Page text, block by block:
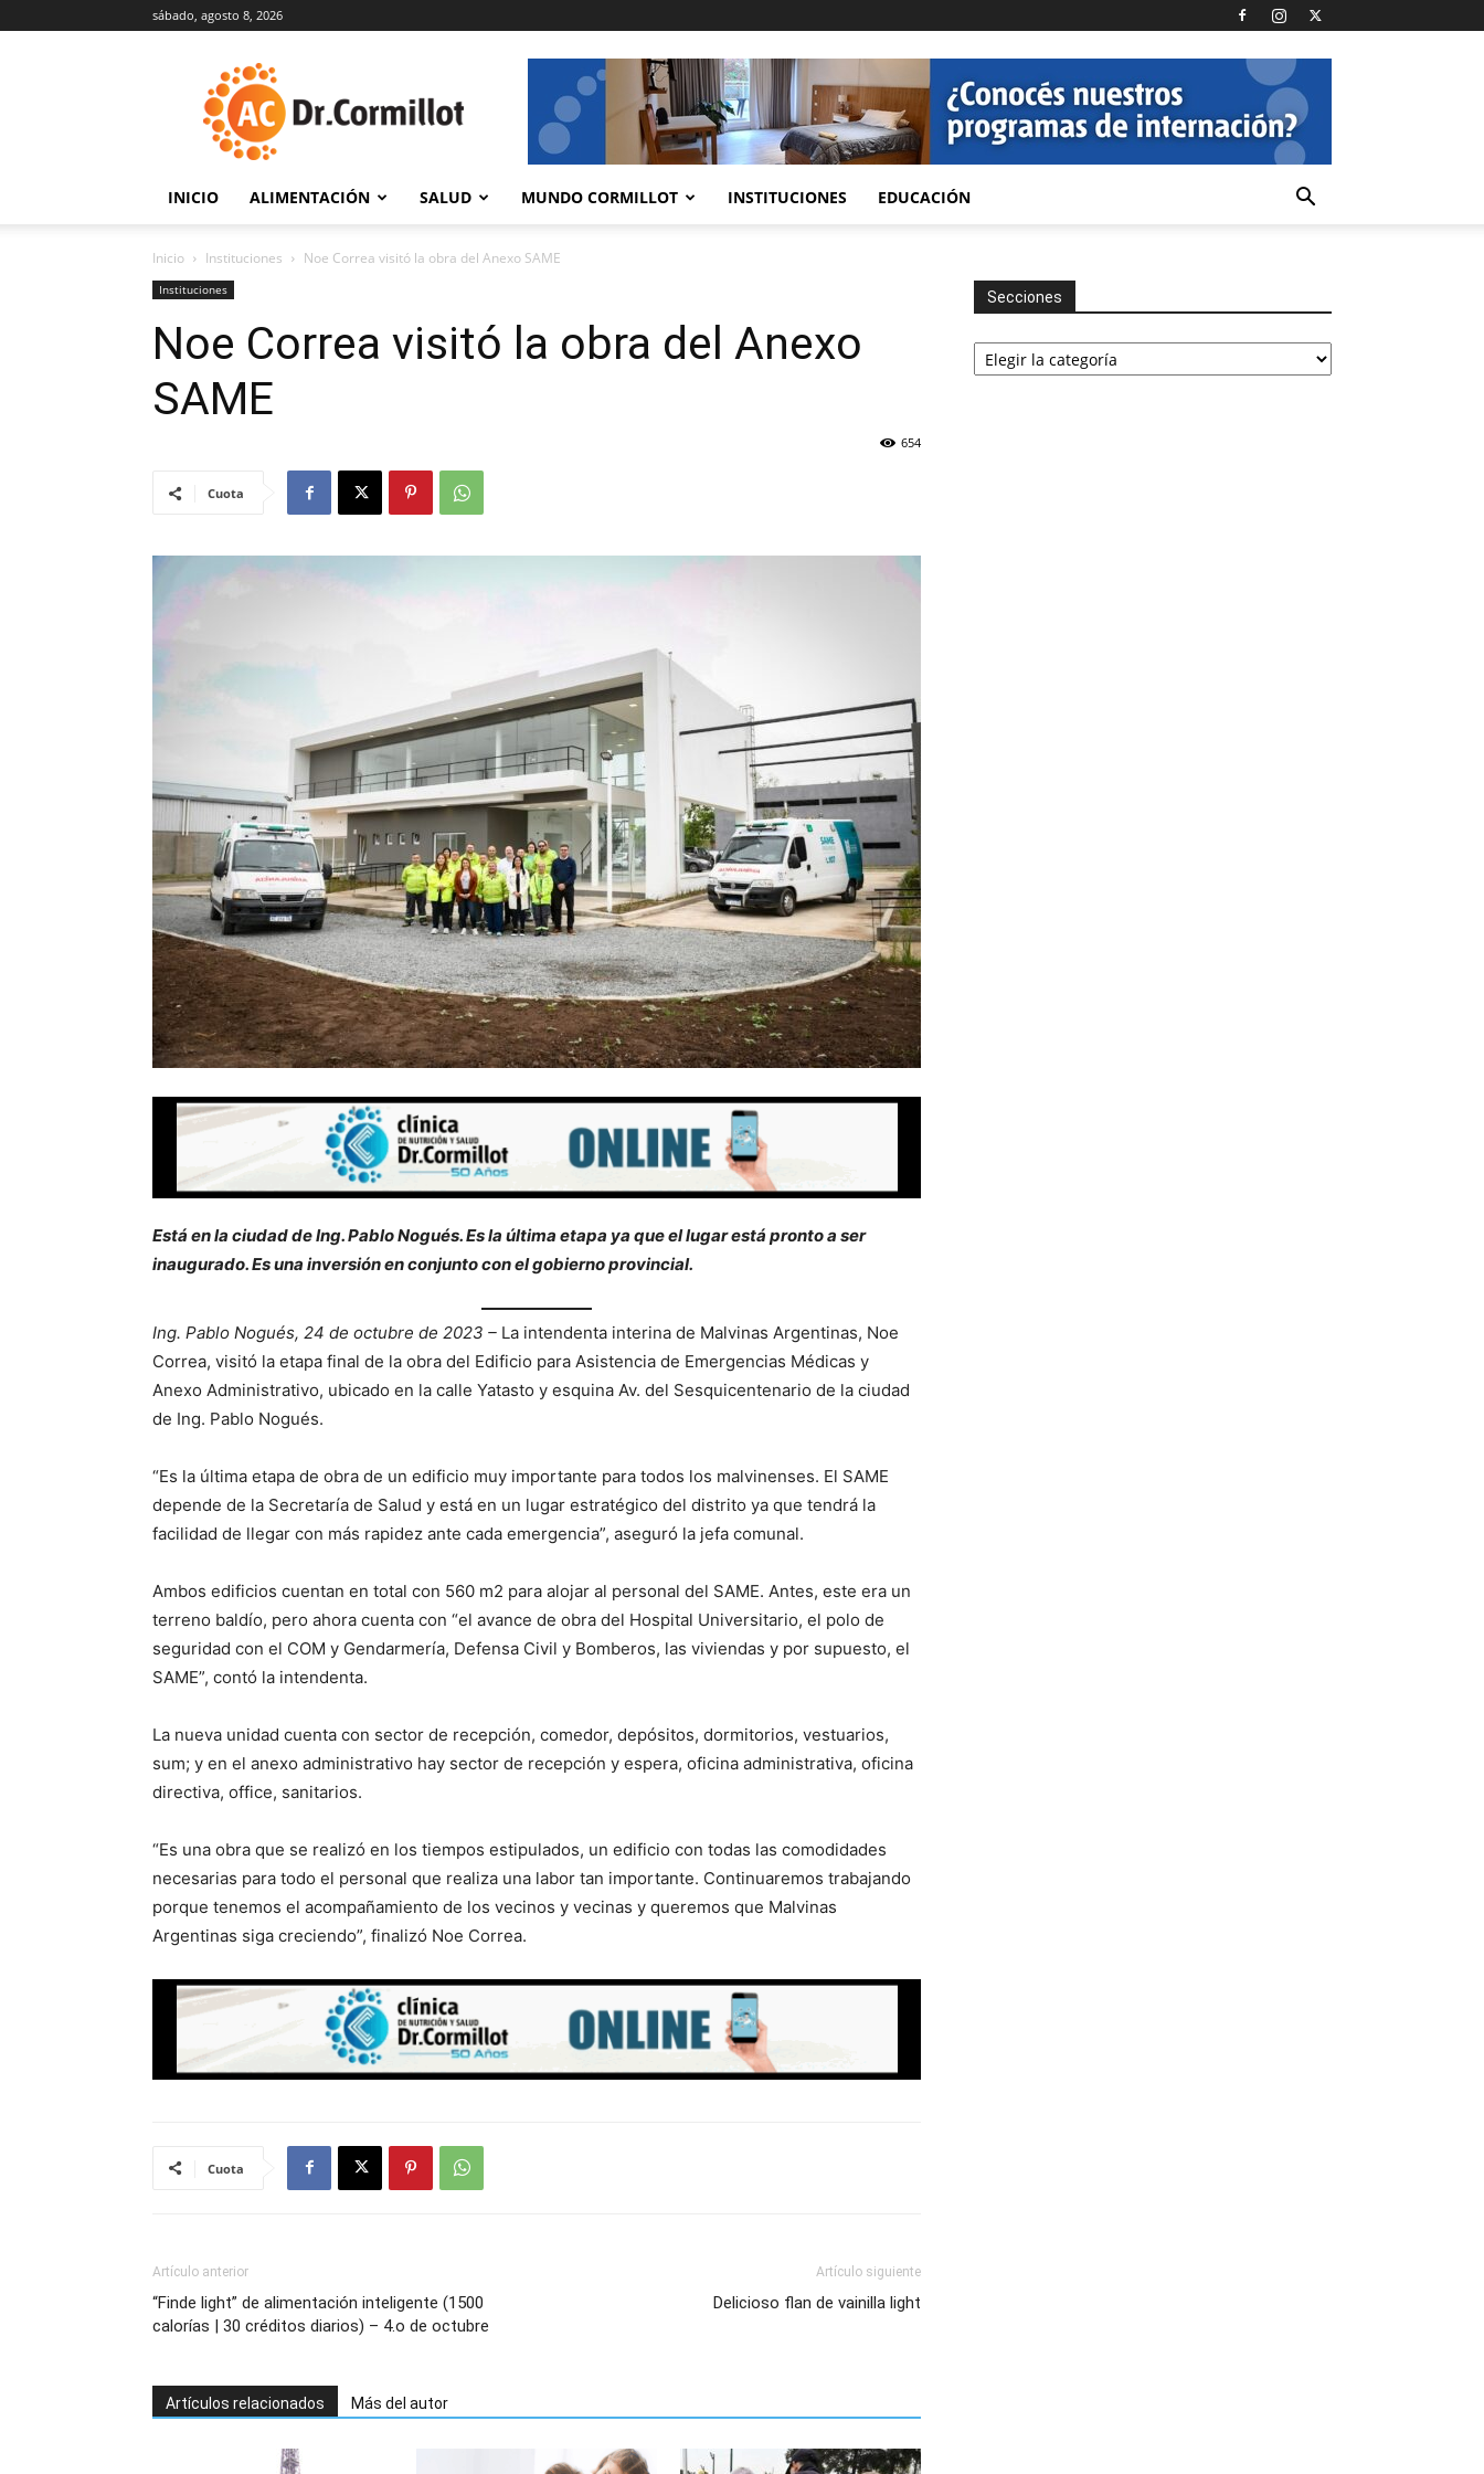
sábado, agosto 8, 2026
INICIO ALIMENTACIÓN SALUD MUNDO CORMILLOT INSTITUCIONES EDUCACIÓN
Inicio Instituciones Noe Correa visitó la obra del Anexo SAME
Instituciones
Noe Correa visitó la obra del Anexo
SAME
654
Cuota
Está en la ciudad de Ing. Pablo Nogués. Es la última etapa ya que el lugar está pronto a ser
inaugurado. Es una inversión en conjunto con el gobierno provincial.
Ing. Pablo Nogués, 24 de octubre de 2023 – La intendenta interina de Malvinas Argentinas, Noe
Correa, visitó la etapa final de la obra del Edificio para Asistencia de Emergencias Médicas y
Anexo Administrativo, ubicado en la calle Yatasto y esquina Av. del Sesquicentenario de la ciudad
de Ing. Pablo Nogués.
“Es la última etapa de obra de un edificio muy importante para todos los malvinenses. El SAME
depende de la Secretaría de Salud y está en un lugar estratégico del distrito ya que tendrá la
facilidad de llegar con más rapidez ante cada emergencia”, aseguró la jefa comunal.
Ambos edificios cuentan en total con 560 m2 para alojar al personal del SAME. Antes, este era un
terreno baldío, pero ahora cuenta con “el avance de obra del Hospital Universitario, el polo de
seguridad con el COM y Gendarmería, Defensa Civil y Bomberos, las viviendas y por supuesto, el
SAME”, contó la intendenta.
La nueva unidad cuenta con sector de recepción, comedor, depósitos, dormitorios, vestuarios,
sum; y en el anexo administrativo hay sector de recepción y espera, oficina administrativa, oficina
directiva, office, sanitarios.
“Es una obra que se realizó en los tiempos estipulados, un edificio con todas las comodidades
necesarias para todo el personal que realiza una labor tan importante. Continuaremos trabajando
porque tenemos el acompañamiento de los vecinos y vecinas y queremos que Malvinas
Argentinas siga creciendo”, finalizó Noe Correa.
Cuota
Artículo anterior
“Finde light” de alimentación inteligente (1500
calorías | 30 créditos diarios) – 4.o de octubre
Artículo siguiente
Delicioso flan de vainilla light
Artículos relacionados Más del autor
Secciones
Secciones